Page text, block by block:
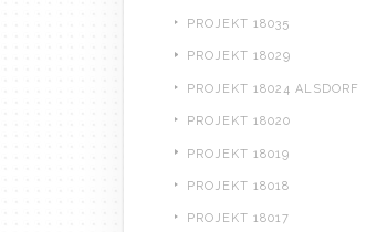
PROJEKT 18035
PROJEKT 18029
PROJEKT 18024 ALSDORF
PROJEKT 18020
PROJEKT 18019
PROJEKT 18018
PROJEKT 18017